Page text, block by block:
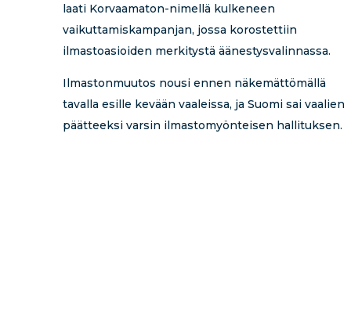
laati Korvaamaton-nimellä kulkeneen
vaikuttamiskampanjan, jossa korostettiin
ilmastoasioiden merkitystä äänestysvalinnassa.
Ilmastonmuutos nousi ennen näkemättömällä
tavalla esille kevään vaaleissa, ja Suomi sai vaalien
päätteeksi varsin ilmastomyönteisen hallituksen.